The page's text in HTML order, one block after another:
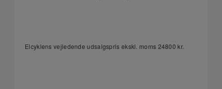
Elcyklens vejledende udsalgspris ekskl. moms 24800kr.